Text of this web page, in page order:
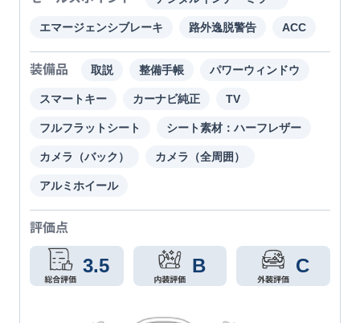
エマージェンシブレーキ 路外逸脱警告 ACC
装備品 取説 整備手帳 パワーウィンドウ
スマートキー カーナビ純正 TV
フルフラットシート シート素材：ハーフレザー
カメラ（バック） カメラ（全周囲）
アルミホイール
評価点
3.5 B C